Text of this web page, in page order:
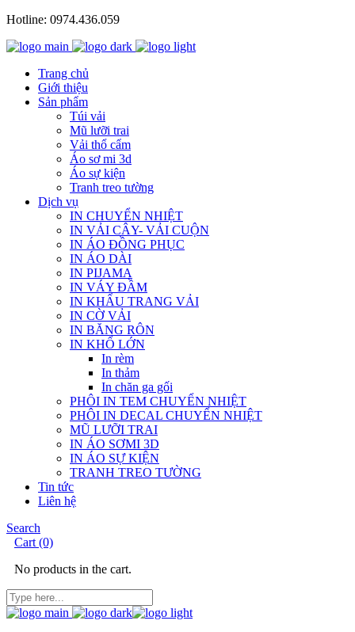
Hotline: 0974.436.059
Trang chủ
Giới thiệu
Sản phẩm
Túi vải
Mũ lưỡi trai
Vải thổ cẩm
Áo sơ mi 3d
Áo sự kiện
Tranh treo tường
Dịch vụ
IN CHUYỂN NHIỆT
IN VẢI CÂY- VẢI CUỘN
IN ÁO ĐỒNG PHỤC
IN ÁO DÀI
IN PIJAMA
IN VÁY ĐẦM
IN KHẨU TRANG VẢI
IN CỜ VẢI
IN BĂNG RÔN
IN KHỔ LỚN
In rèm
In thảm
In chăn ga gối
PHÔI IN TEM CHUYỂN NHIỆT
PHÔI IN DECAL CHUYỂN NHIỆT
MŨ LƯỠI TRAI
IN ÁO SƠMI 3D
IN ÁO SỰ KIỆN
TRANH TREO TƯỜNG
Tin tức
Liên hệ
Search
Cart (0)
No products in the cart.